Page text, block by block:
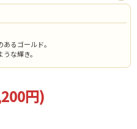
るゴールド。
な輝き。
円)